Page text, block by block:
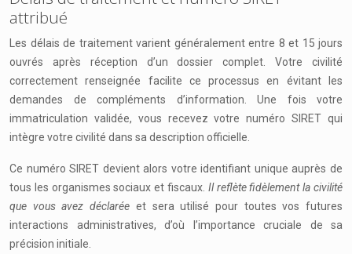
attribué
Les délais de traitement varient généralement entre 8 et 15 jours
ouvrés après réception d’un dossier complet. Votre civilité
correctement renseignée facilite ce processus en évitant les
demandes de compléments d’information. Une fois votre
immatriculation validée, vous recevez votre numéro SIRET qui
intègre votre civilité dans sa description officielle.
Ce numéro SIRET devient alors votre identifiant unique auprès de
tous les organismes sociaux et fiscaux. Il reflète fidèlement la civilité
que vous avez déclarée et sera utilisé pour toutes vos futures
interactions administratives, d’où l’importance cruciale de sa
précision initiale.